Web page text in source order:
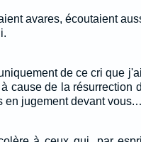
avares, écoutaient
de ce cri que
cause de la résurrection
en jugement devant